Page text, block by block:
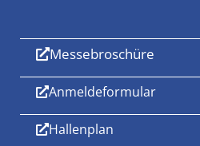
Messebroschüre
Anmeldeformular
Hallenplan